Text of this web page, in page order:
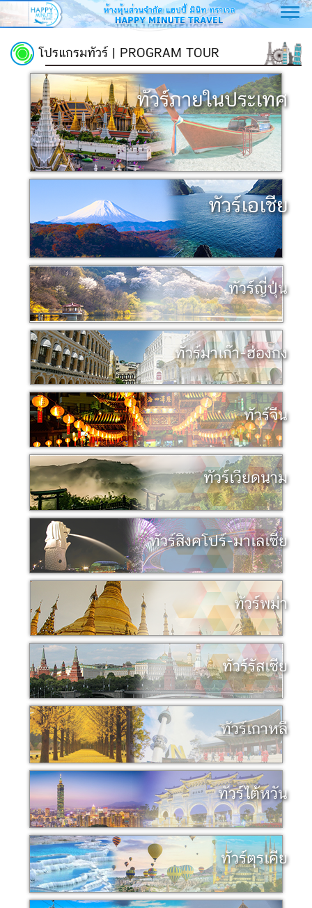
โปรแกรมทัวร์ | PROGRAM TOUR
ทัวร์ภายในประเทศ
ทัวร์เอเชีย
ทัวร์ญี่ปุ่น
ทัวร์มาเก๊า-ฮ่องกง
ทัวร์จีน
ทัวร์เวียดนาม
ทัวร์สิงคโปร์-มาเลเซีย
ทัวร์พม่า
ทัวร์รัสเซีย
ทัวร์เกาหลี
ทัวร์ไต้หวัน
ทัวร์ตุรเคีย